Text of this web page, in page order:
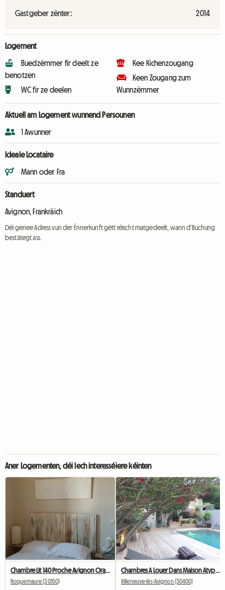
Gastgeber zënter: 2014
Logement
Buedzëmmer fir deelt ze
benotzen
WC fir ze deelen
Kee Kichenzougang
Keen Zougang zum
Wunnzëmmer
Aktuell am Logement wunnend Persounen
1 Awunner
Ideale Locataire
Mann oder Fra
Standuert
Avignon, Frankräich
Déi genee Adress vun der Ënnerkunft gëtt réischt matgedeelt, wann d'Buchung
bestätegt ass.
Aner Logementen, déi Iech interesséiere kéinten
Chambre Lit 140 Proche Avignon Orange A 20 Mn De Marcoule
Roquemaure (30150)
Chambres A Louer Dans Maison Atypique (copie)
Villeneuve-lès-Avignon (30400)